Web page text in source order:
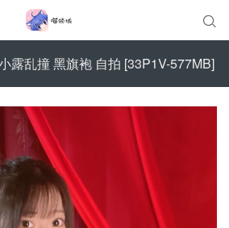

露乱撞 黑旗袍 自拍 [33P1V-577MB]